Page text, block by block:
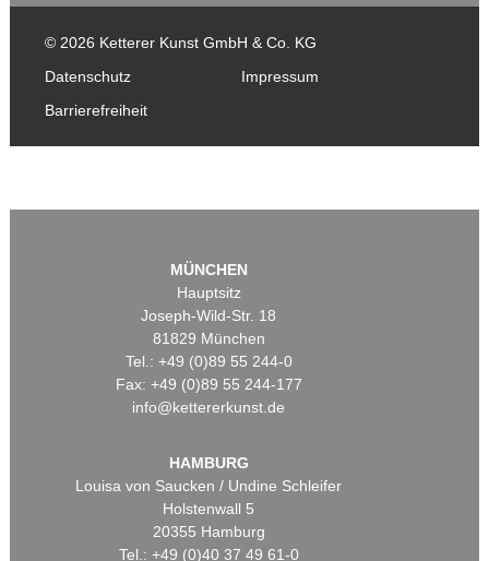
© 2026 Ketterer Kunst GmbH & Co. KG
Datenschutz
Impressum
Barrierefreiheit
MÜNCHEN
Hauptsitz
Joseph-Wild-Str. 18
81829 München
Tel.: +49 (0)89 55 244-0
Fax: +49 (0)89 55 244-177
info@kettererkunst.de
HAMBURG
Louisa von Saucken / Undine Schleifer
Holstenwall 5
20355 Hamburg
Tel.: +49 (0)40 37 49 61-0